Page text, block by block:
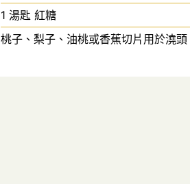
1 湯匙紅糖
桃子、梨子、油桃或香蕉切片用於澆頭